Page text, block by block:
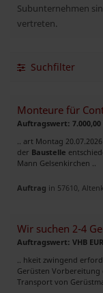
Subunternehmen
vertreten.
Suchfilter
Monteure für
Auftragswert: 7.000,00
.. art Montag
der Baustelle
Mann Gelsenkirchen ..
Auftrag in 57610,
Wir suchen 2-4
Auftragswert: VHB EUR
.. hkeit zwingend
Gerüsten Vorbereitung
Transport von